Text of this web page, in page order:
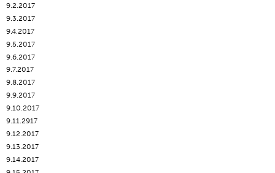
9.2.2017
9.3.2017
9.4.2017
9.5.2017
9.6.2017
9.7.2017
9.8.2017
9.9.2017
9.10.2017
9.11.2917
9.12.2017
9.13.2017
9.14.2017